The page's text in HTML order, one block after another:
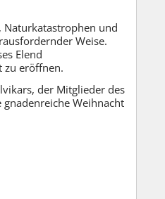
Naturkatastrophen und
Weise.
Elend
zu eröffnen.
der Mitglieder des
Weihnacht